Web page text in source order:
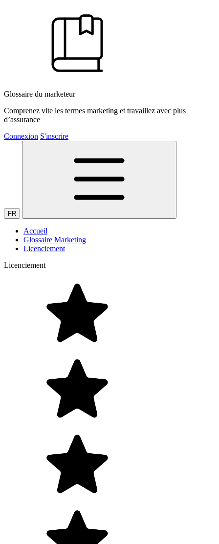
Glossaire du marketeur
Comprenez vite les termes marketing et travaillez avec plus
d’assurance
Connexion S'inscrire
FR
Accueil
Glossaire Marketing
Licenciement
Licenciement